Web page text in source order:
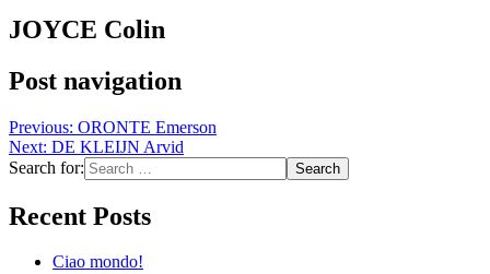
JOYCE Colin
Post navigation
Previous: ORONTE Emerson
Next: DE KLEIJN Arvid
Search for:
Recent Posts
Ciao mondo!